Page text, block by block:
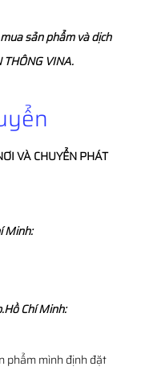
sản phẩm và dịch
THÔNG VINA.
VÀ CHUYỂN PHÁT
Minh:
Chí Minh:
phẩm mình định đặt